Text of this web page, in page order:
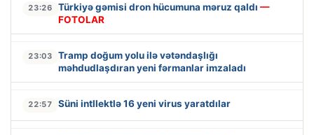
23:26 Türkiyə gəmisi dron hücumuna məruz qaldı —
FOTOLAR
23:03
Tramp doğum yolu ilə vətəndaşlığı
məhdudlaşdıran yeni fərmanlar imzaladı
22:57 Süni intllektlə 16 yeni virus yaratdılar